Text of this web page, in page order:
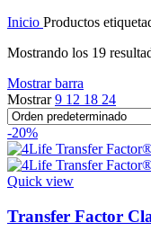
Inicio Productos
Mostrando los 19
Mostrar barra
Mostrar9 12 18 24
-20%
Quick view
Transfer Factor